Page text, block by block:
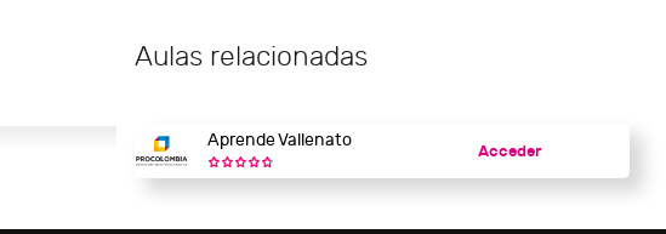
Aulas relacionadas
Aprende Vallenato
Acceder